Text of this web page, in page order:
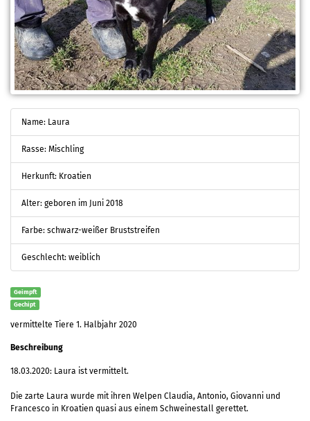
Name: Laura
Rasse: Mischling
Herkunft: Kroatien
Alter: geboren im Juni 2018
Farbe: schwarz-weißer Bruststreifen
Geschlecht: weiblich
Geimpft
Gechipt
vermittelte Tiere 1. Halbjahr 2020
Beschreibung
18.03.2020: Laura ist vermittelt.
Die zarte Laura wurde mit ihren Welpen Claudia, Antonio, Giovanni und
Francesco in Kroatien quasi aus einem Schweinestall gerettet.